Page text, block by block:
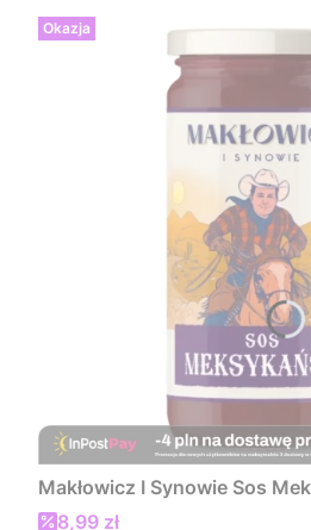
Okazja
Makłowicz I Synowie Sos
Cena promocyjna
8,99 zł